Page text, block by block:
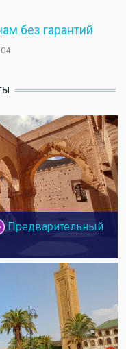
без гарантий
Предварительный